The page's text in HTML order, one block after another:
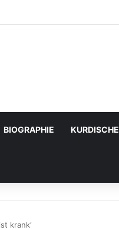
BIOGRAPHIE
krank‘